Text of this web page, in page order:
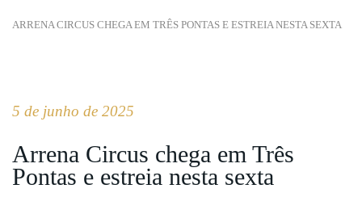
ARRENA CIRCUS CHEGA EM TRÊS PONTAS E ESTREIA NESTA SEXTA
5 de junho de 2025
Arrena Circus chega em Três
Pontas e estreia nesta sexta